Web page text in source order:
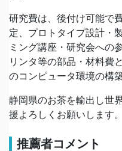
研究費は、後付け可能で
定、プロトタイプ設計・
ミング講座・研究会への
リンタ等の部品・材料費
のコンピュータ環境の構
静岡県のお茶を輸出し世
援よろしくお願いします。
推薦者コメント